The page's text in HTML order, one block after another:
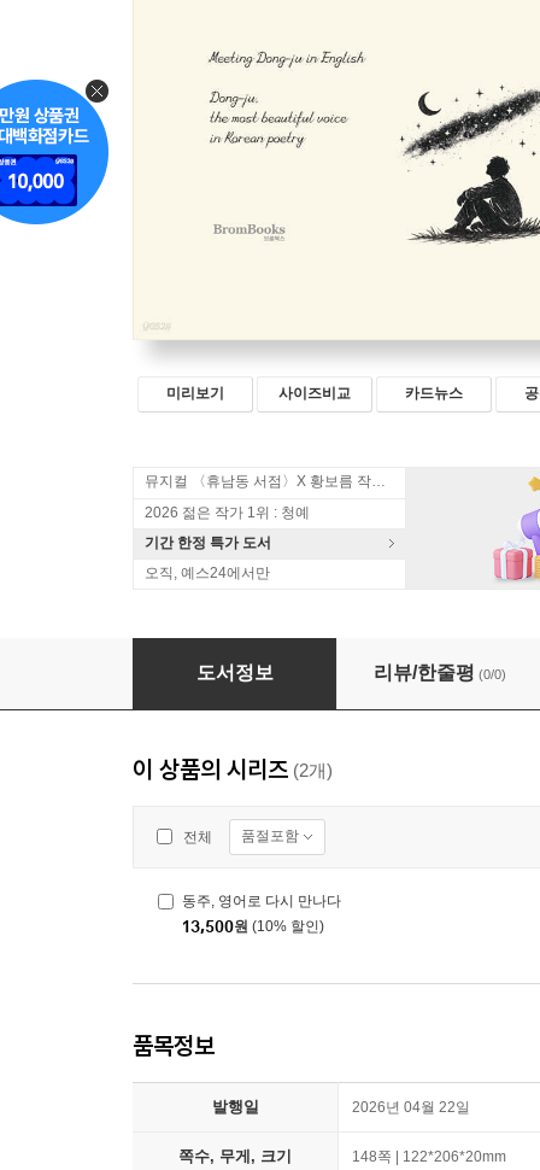
미리보기 사이즈비교 카드뉴스
2026 젊은 작가 1위 : 청예
기간 한정 특가 도서
오직, 예스24에서만
동주, 영어로 다시 만나다
도서정보 리뷰/한줄평 (0/0)
이 상품의 시리즈 (2개)
전체 품절포함
동주, 영어로 다시 만나다
13,500원 (10% 할인)
품목정보
발행일 2026년 04월 22일
쪽수, 무게, 크기 148쪽 | 122*206*20mm